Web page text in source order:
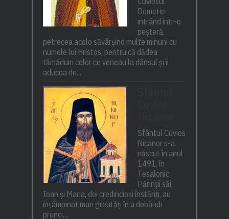
Dometie
intrând într-o
peșteră,
petrecea acolo săvârșind multe minuni cu
numele lui Hristos, pentru că dădea
tămăduiri celor ce veneau la dânsul și îi
aducea de...
Sfântul Cuvios
Nicanor s-a
născut în anul
1491, în
Tesalonic.
Părinții săi,
Ioan și Maria, doi credincioși înstăriți, au
întâmpinat mari greutăți în a dobândi
prunci....